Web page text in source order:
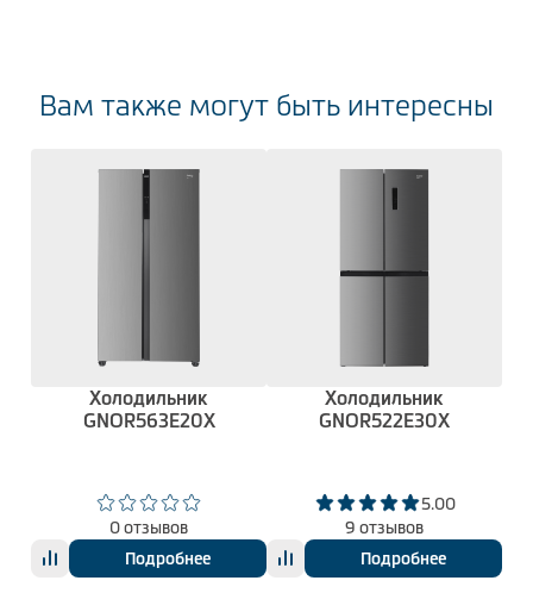
Вам также могут быть интересны
Холодильник
GNOR563E20X
0 отзывов
Подробнее
Холодильник
GNOR522E30X
5.00
9 отзывов
Подробнее